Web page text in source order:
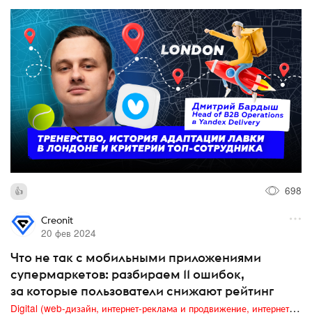
698
Creonit
20 фев 2024
Что не так с мобильными приложениями
супермаркетов: разбираем 11 ошибок,
за которые пользователи снижают рейтинг
Digital (web-дизайн, интернет-реклама и продвижение, интернет-сообщества и блоги, интернет-коммуникации, мобильный маркетинг, реклама на цифровых экранах)